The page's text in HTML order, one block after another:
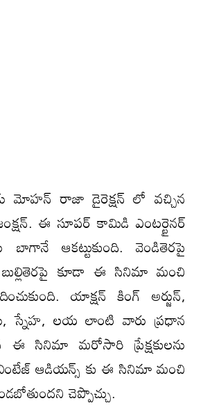
మోహన్ రాజా డైరెక్షన్ లో వచ్చిన
ఈ సూపర్ కామిడి ఎంటర్టైనర్
బాగానే ఆకట్టుకుంది. వెండితెరపై
కూడా ఈ సినిమా మంచి
యాక్షన్ కింగ్ అర్జున్,
స్నేహ, లయ లాంటి వారు ప్రధాన
ఈ సినిమా మరోసారి ప్రేక్షకులను
ఆడియన్స్ కు ఈ సినిమా మంచి
చెప్పొచ్చు.